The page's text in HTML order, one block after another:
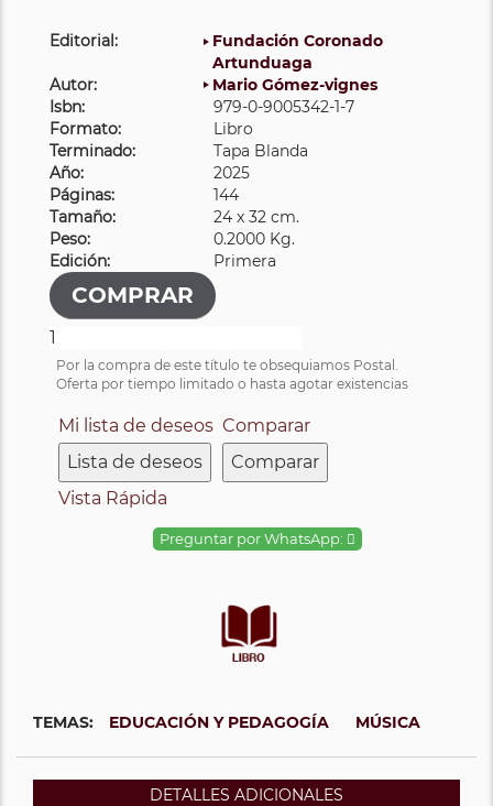
Editorial:
Fundación Coronado
Artunduaga
Autor:
Mario Gómez-vignes
Isbn:
979-0-9005342-1-7
Formato:
Libro
Terminado:
Tapa Blanda
Año:
2025
Páginas:
144
Tamaño:
24 x 32 cm.
Peso:
0.2000 Kg.
Edición:
Primera
Por la compra de este título te obsequiamos Postal.
Oferta por tiempo limitado o hasta agotar existencias
Mi lista de deseos
Lista de deseos
Comparar
Comparar
Vista Rápida
Preguntar por WhatsApp:
TEMAS: EDUCACIÓN Y PEDAGOGÍA MÚSICA
DETALLES ADICIONALES